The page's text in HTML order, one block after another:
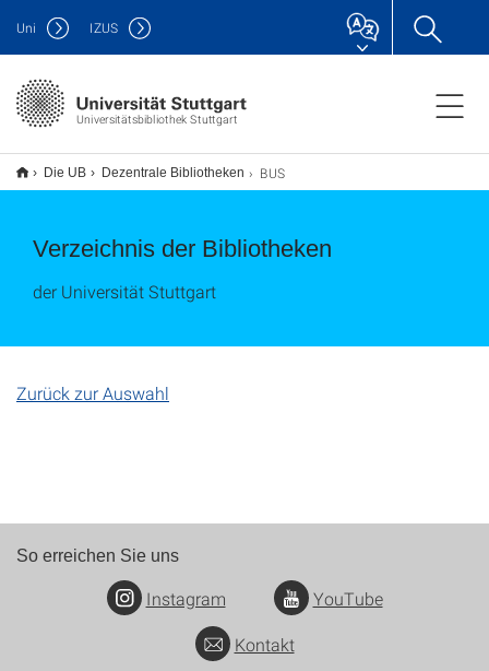
Universitätsbibliothek Stuttgart
Uni IZUS
Die UB Dezentrale Bibliotheken BUS
Verzeichnis der Bibliotheken
der Universität Stuttgart
Zurück zur Auswahl
So erreichen Sie uns
Instagram
YouTube
Kontakt